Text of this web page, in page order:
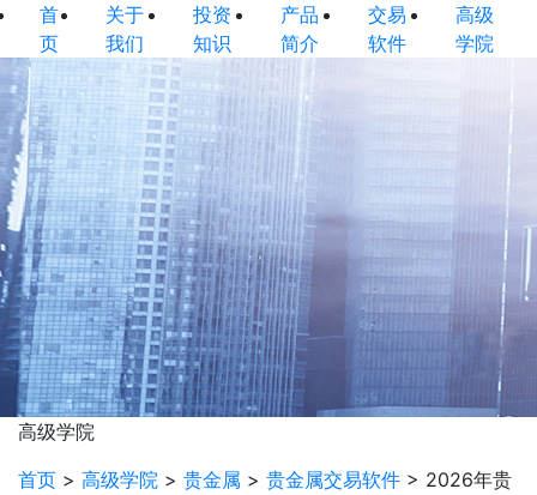
首
页
关于
我们
投资
知识
产品
简介
交易
软件
高级
学院
高级学院
首页 > 高级学院 > 贵金属 > 贵金属交易软件 > 2026年贵